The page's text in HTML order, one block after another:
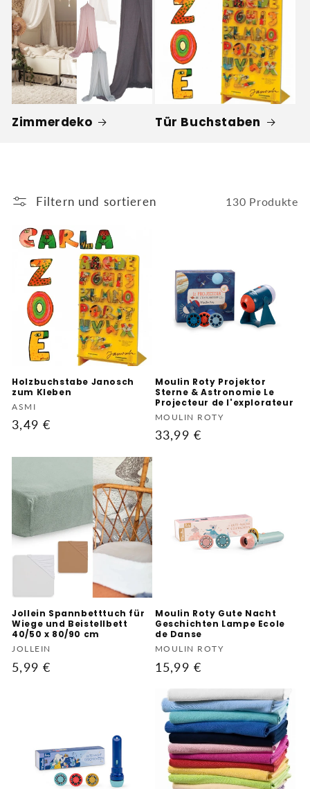
Zimmerdeko Tür Buchstaben
Filtern und sortieren 130 Produkte
Holzbuchstabe Janosch
zum Kleben
Anbieter:
ASMI
Normaler
3,49 €
Moulin Roty Projektor
Sterne & Astronomie Le
Projecteur de l'explorateur
Anbieter:
MOULIN ROTY
Normaler
33,99 €
Jollein Spannbetttuch für
Wiege und Beistellbett
40/50 x 80/90 cm
Anbieter:
JOLLEIN
Normaler
5,99 €
Moulin Roty Gute Nacht
Geschichten Lampe Ecole
de Danse
Anbieter:
MOULIN ROTY
Normaler
15,99 €